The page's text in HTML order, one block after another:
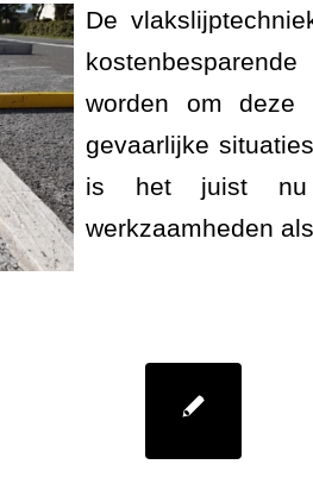
De
worden om deze
gevaarlijke
is het juist nu
werkzaamheden